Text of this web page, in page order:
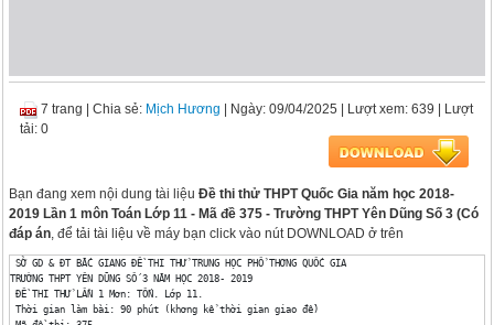
7 trang |Chia sẻ: Mịch Hương | Ngày: 09/04/2025 | Lượt xem: 639 | Lượt
tải: 0
Bạn đang xem nội dung tài liệuĐề thi thử THPT Quốc Gia năm học 2018-
2019 Lần 1 môn Toán Lớp 11 - Mã đề 375 - Trường THPT Yên Dũng Số 3 (Có
đáp án, để tải tài liệu về máy bạn click vào nút DOWNLOAD ở trên
SỞ GD & ĐT BẮC GIANG ĐỀ THI THỬ TRUNG HỌC PHỔ THƠNG QUỐC GIA
TRƯỜNG THPT YÊN DŨNG SỐ 3 NĂM HỌC 2018- 2019
ĐỀ THI THỬ LẦN 1 Mơn: TỐN. Lớp 11.
Thời gian làm bài: 90 phút (khơng kể thời gian giao đề)